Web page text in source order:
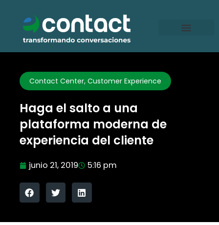
contenido
Contact Center, Customer Experience
Haga el salto a una
plataforma moderna de
experiencia del cliente
junio 21, 2019 5:16 pm